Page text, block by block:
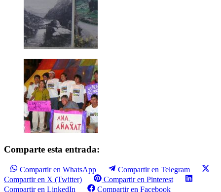
Comparte esta entrada:
Compartir en WhatsApp
Compartir en Telegram
Compartir en X (Twitter)
Compartir en Pinterest
Compartir en LinkedIn
Compartir en Facebook